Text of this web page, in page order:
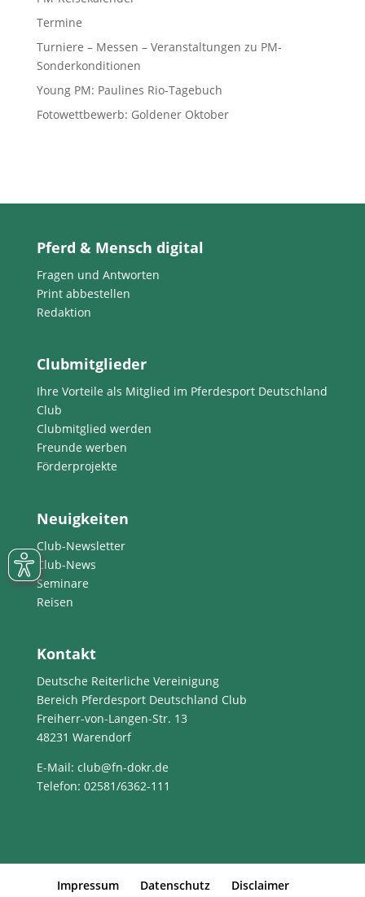
Termine
Turniere – Messen – Veranstaltungen zu PM-
Sonderkonditionen
Young PM: Paulines Rio-Tagebuch
Fotowettbewerb: Goldener Oktober
Pferd & Mensch digital
Fragen und Antworten
Print abbestellen
Redaktion
Clubmitglieder
Ihre Vorteile als Mitglied im Pferdesport Deutschland
Club
Clubmitglied werden
Freunde werben
Förderprojekte
Neuigkeiten
Club-Newsletter
Club-News
Seminare
Reisen
Kontakt
Deutsche Reiterliche Vereinigung
Bereich Pferdesport Deutschland Club
Freiherr-von-Langen-Str. 13
48231 Warendorf
E-Mail: club@fn-dokr.de
Telefon: 02581/6362-111
Impressum Datenschutz
Disclaimer